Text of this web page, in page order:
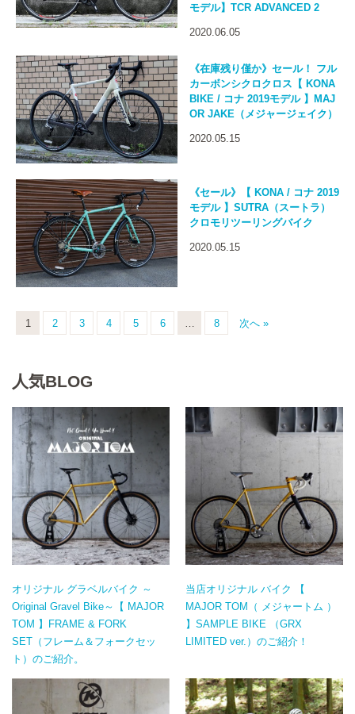
モデル】TCR ADVANCED 2
2020.06.05
《在庫残り僅か》セール！ フル
カーボンシクロクロス【 KONA
BIKE / コナ 2019モデル 】MAJ
OR JAKE（メジャージェイク）
2020.05.15
《セール》【 KONA / コナ 2019
モデル 】SUTRA（スートラ）
クロモリツーリングバイク
2020.05.15
1 2 3 4 5 6 … 8 次へ »
人気BLOG
オリジナル グラベルバイク ～
Original Gravel Bike～【 MAJOR
TOM 】FRAME & FORK
SET（フレーム＆フォークセッ
ト）のご紹介。
当店オリジナル バイク 【
MAJOR TOM（ メジャートム ）
】SAMPLE BIKE （GRX
LIMITED ver.）のご紹介！